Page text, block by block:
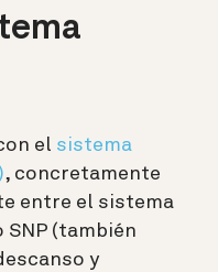
el sistema
, concretamente
entre el sistema
(también
y